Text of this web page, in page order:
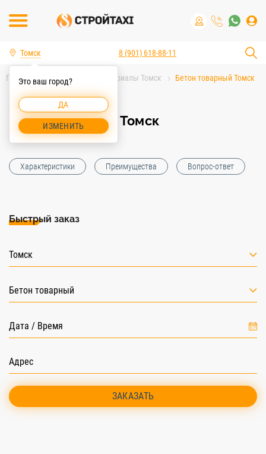
Томск
Это ваш город?
ДА
ИЗМЕНИТЬ
8 (901) 618-88-11
Главная Строительные материалы Томск Бетон товарный Томск
Бетон товарный Томск
Характеристики Преимущества Вопрос-ответ
Быстрый заказ
Томск
Бетон товарный
ЗАКАЗАТЬ